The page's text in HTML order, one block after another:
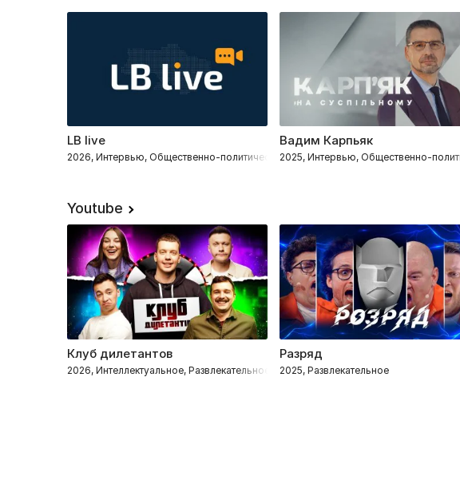
LB live
2026, Интервью, Общественно-политическое
Вадим Карпьяк
2025, Интервью, Общественно-
Youtube
Клуб дилетантов
2026, Интеллектуальное, Развлекательное
Разряд
2025, Развлекательное